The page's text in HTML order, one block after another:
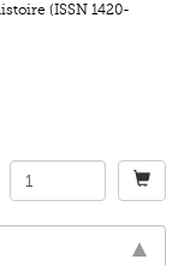
(ISSN 1420-